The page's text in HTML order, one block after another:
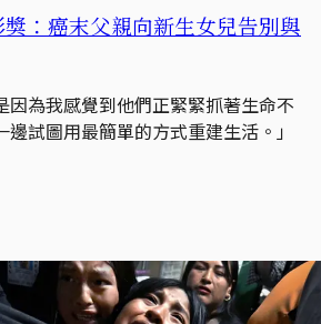
：癌末父親向新生女兒告別與
因為我感覺到他們正緊緊抓著生命不
試圖用最簡單的方式重建生活。」